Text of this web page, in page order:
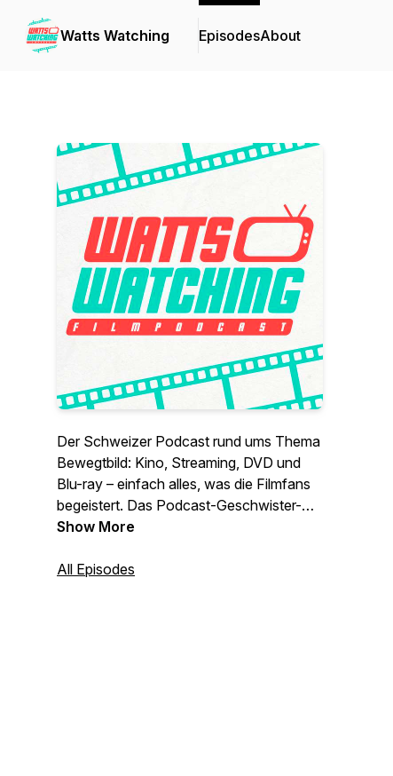
Watts Watching EpisodesAbout
Der Schweizer Podcast rund ums Thema
Bewegtbild: Kino, Streaming, DVD und
Blu-ray – einfach alles, was die Filmfans
begeistert. Das Podcast-Geschwister-
Duo Anja und Jan haben die Filmliebe im
aktuelle Neustarts aus Hollywood,
Show More
All Episodes